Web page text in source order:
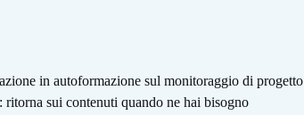
in autoformazione sul monitoraggio di progetto
ritorna sui contenuti quando ne hai bisogno